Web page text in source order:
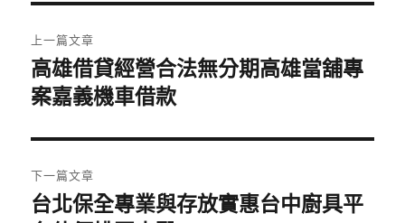
章
導
覽
上一篇文章
上
一
文
章:
高雄借貸經營合法無分期高雄當舖專
案嘉義機車借款
下一篇文章
下
台北保全專業與存放實惠台中廚具平